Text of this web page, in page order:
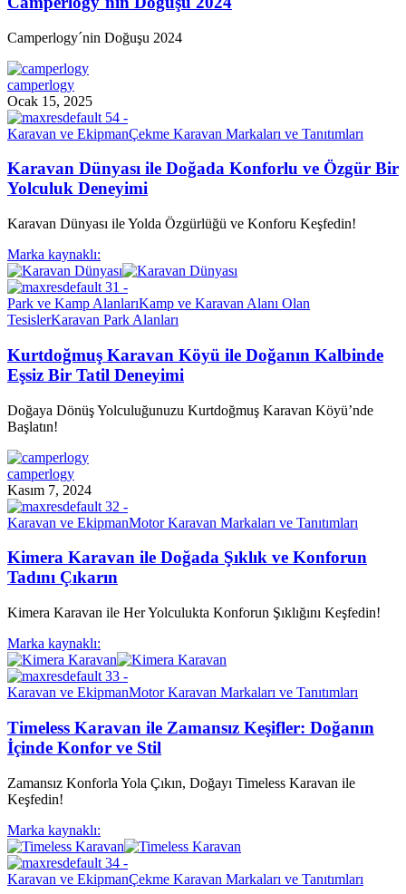
Camperlogy´nin Doğuşu 2024
camperlogy
Ocak 15, 2025
Karavan ve EkipmanÇekme Karavan Markaları ve Tanıtımları
Karavan Dünyası ile Doğada Konforlu ve Özgür Bir
Yolculuk Deneyimi
Karavan Dünyası ile Yolda Özgürlüğü ve Konforu Keşfedin!
Marka kaynaklı:
Park ve Kamp AlanlarıKamp ve Karavan Alanı Olan
TesislerKaravan Park Alanları
Kurtdoğmuş Karavan Köyü ile Doğanın Kalbinde
Eşsiz Bir Tatil Deneyimi
Doğaya Dönüş Yolculuğunuzu Kurtdoğmuş Karavan Köyü’nde
Başlatın!
camperlogy
Kasım 7, 2024
Karavan ve EkipmanMotor Karavan Markaları ve Tanıtımları
Kimera Karavan ile Doğada Şıklık ve Konforun
Tadını Çıkarın
Kimera Karavan ile Her Yolculukta Konforun Şıklığını Keşfedin!
Marka kaynaklı:
Karavan ve EkipmanMotor Karavan Markaları ve Tanıtımları
Timeless Karavan ile Zamansız Keşifler: Doğanın
İçinde Konfor ve Stil
Zamansız Konforla Yola Çıkın, Doğayı Timeless Karavan ile
Keşfedin!
Marka kaynaklı:
Karavan ve EkipmanÇekme Karavan Markaları ve Tanıtımları